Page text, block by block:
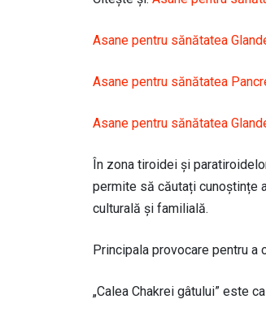
Asane pentru sănătatea
Asane pentru sănătatea
Asane pentru sănătatea
În zona tiroidei și
permite să căutați cunoștințe
culturală și familială.
Principala provocare pentru a
„Calea Chakrei gâtului” este